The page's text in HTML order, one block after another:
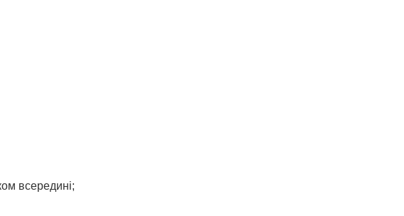
всередині;